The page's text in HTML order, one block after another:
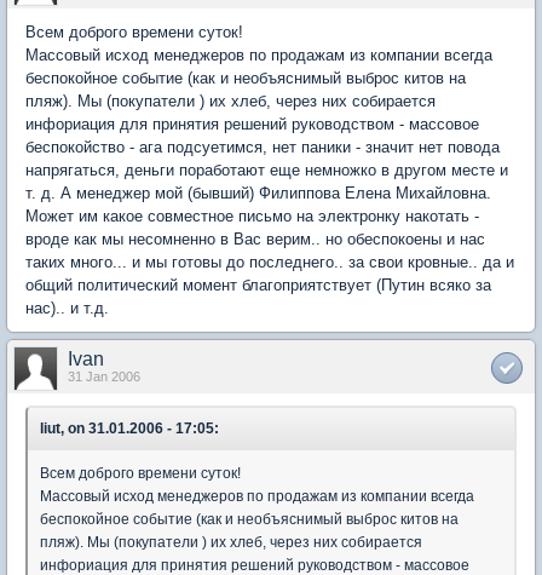
Всем доброго времени суток!
Массовый исход менеджеров по продажам из компании всегда
беспокойное событие (как и необъяснимый выброс китов на
пляж). Мы (покупатели ) их хлеб, через них собирается
инфориация для принятия решений руководством - массовое
беспокойство - ага подсуетимся, нет паники - значит нет повода
напрягаться, деньги поработают еще немножко в другом месте и
т. д. А менеджер мой (бывший) Филиппова Елена Михайловна.
Может им какое совместное письмо на электронку накотать -
вроде как мы несомненно в Вас верим.. но обеспокоены и нас
таких много... и мы готовы до последнего.. за свои кровные.. да и
общий политический момент благоприятствует (Путин всяко за
нас).. и т.д.
Ivan
31 Jan 2006
liut, on 31.01.2006 - 17:05:
Всем доброго времени суток!
Массовый исход менеджеров по продажам из компании всегда
беспокойное событие (как и необъяснимый выброс китов на
пляж). Мы (покупатели ) их хлеб, через них собирается
инфориация для принятия решений руководством - массовое